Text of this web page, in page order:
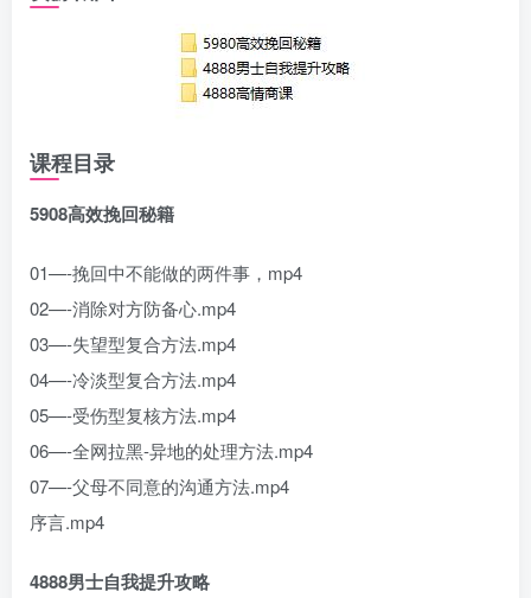
课程目录
5908高效挽回秘籍
01—-挽回中不能做的两件事，mp4
02—-消除对方防备心.mp4
03—-失望型复合方法.mp4
04—-冷淡型复合方法.mp4
05—-受伤型复核方法.mp4
06—-全网拉黑-异地的处理方法.mp4
07—-父母不同意的沟通方法.mp4
序言.mp4
4888男士自我提升攻略